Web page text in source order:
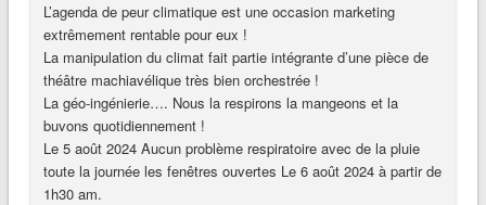
L’agenda de peur climatique est une occasion marketing
extrêmement rentable pour eux !
La manipulation du climat fait partie intégrante d’une pièce de
théâtre machiavélique très bien orchestrée !
La géo-ingénierie…. Nous la respirons la mangeons et la
buvons quotidiennement !
Le 5 août 2024 Aucun problème respiratoire avec de la pluie
toute la journée les fenêtres ouvertes Le 6 août 2024 à partir de
1h30 am.